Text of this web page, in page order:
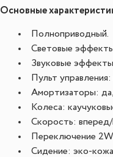
Основные
Полноприводный.
Световые
Звуковые
Пульт
Амортизаторы:
Колеса:
Скорость: вперед/
Переключение
Сидение: эко-кожа